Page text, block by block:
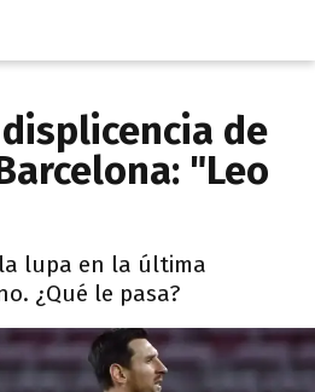
de
"Leo
lupa en la última
¿Qué le pasa?